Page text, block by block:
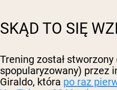
SKĄD TO SIĘ
Trening został
spopularyzowany) przez
Giraldo, która po raz